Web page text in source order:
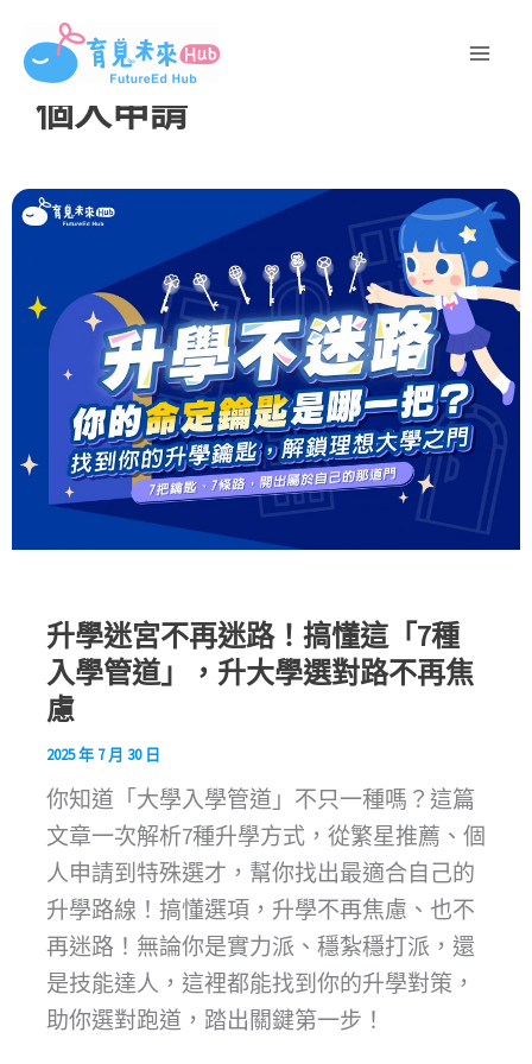
容
個人申請
升學迷宮不再迷路！搞懂這「7種
入學管道」，升大學選對路不再焦
慮
2025 年 7 月 30 日
你知道「大學入學管道」不只一種嗎？這篇
文章一次解析7種升學方式，從繁星推薦、個
人申請到特殊選才，幫你找出最適合自己的
升學路線！搞懂選項，升學不再焦慮、也不
再迷路！無論你是實力派、穩紮穩打派，還
是技能達人，這裡都能找到你的升學對策，
助你選對跑道，踏出關鍵第一步！